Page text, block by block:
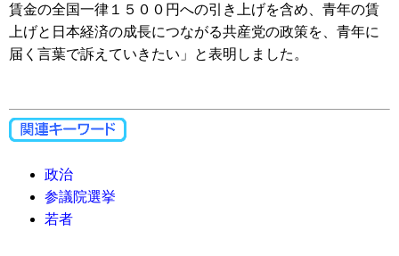
賃金の全国一律１５００円への引き上げを含め、青年の賃
上げと日本経済の成長につながる共産党の政策を、青年に
届く言葉で訴えていきたい」と表明しました。
政治
参議院選挙
若者